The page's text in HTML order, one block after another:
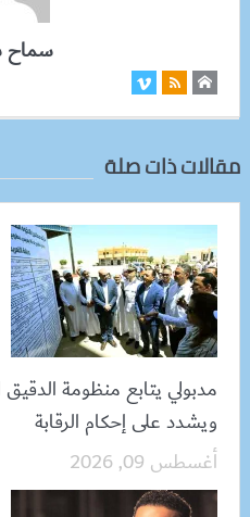
سماح
مقالات ذات صلة
مدبولي يتابع منظومة
ويشدد على إحكام الرقابة
أغسطس 09, 2026